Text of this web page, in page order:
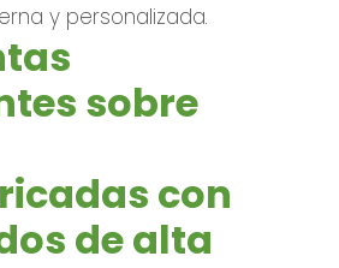
y personalizada.
sobre
con
de alta